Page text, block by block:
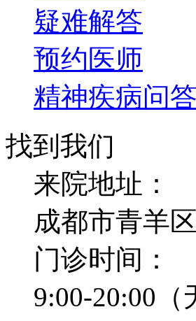
疑难解答
预约医师
精神疾病问答
找到我们
来院地址：
成都市青羊
门诊时间：
9:00-20:00